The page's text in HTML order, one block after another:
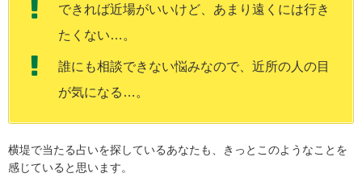
できれば近場がいいけど、あまり遠くには行き
たくない…。
誰にも相談できない悩みなので、近所の人の目
が気になる…。
横堤で当たる占いを探しているあなたも、きっとこのようなことを
感じていると思います。